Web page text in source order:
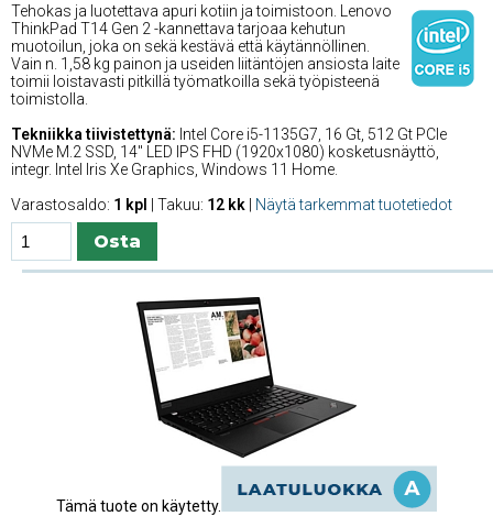
Tehokas ja luotettava apuri kotiin ja toimistoon. Lenovo
ThinkPad T14 Gen 2 -kannettava tarjoaa kehutun
muotoilun, joka on sekä kestävä että käytännöllinen.
Vain n. 1,58 kg painon ja useiden liitäntöjen ansiosta laite
toimii loistavasti pitkillä työmatkoilla sekä työpisteenä
toimistolla.
Tekniikka tiivistettynä: Intel Core i5-1135G7, 16 Gt, 512 Gt PCIe
NVMe M.2 SSD, 14'' LED IPS FHD (1920x1080) kosketusnäyttö,
integr. Intel Iris Xe Graphics, Windows 11 Home.
Varastosaldo: 1 kpl | Takuu: 12 kk Näytä tarkemmat tuotetiedot
Tämä tuote on käytetty.